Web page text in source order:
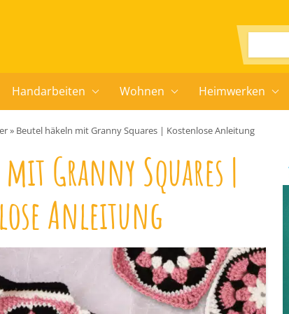
Handarbeiten Wohnen Heimwerken
» Beutel häkeln mit Granny Squares | Kostenlose Anleitung
Granny Squares |
Anleitung